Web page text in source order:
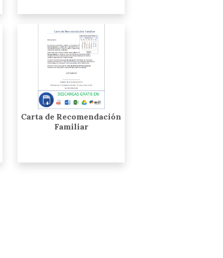
Carta de Recomendación
Familiar